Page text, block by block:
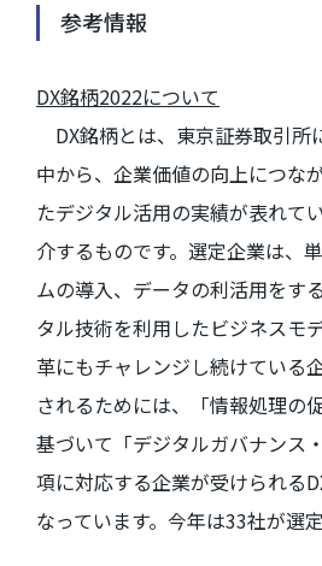
参考情報
DX銘柄2022について
DX銘柄とは、東京証券取引所
中から、企業価値の向上につな
たデジタル活用の実績が表れて
介するものです。選定企業は、
ムの導入、データの利活用をす
タル技術を利用したビジネスモ
革にもチャレンジし続けている
されるためには、「情報処理の
基づいて「デジタルガバナンス
項に対応する企業が受けられる
なっています。今年は33社が選